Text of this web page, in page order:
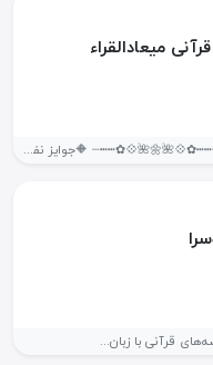
میعادالقراء
‌♡ ㅤ ❍ㅤ ⎙ㅤ ⌲ ˡᶦᵏᵉ ᶜᵒᵐᵐᵉⁿᵗ ˢᵃᵛᵉ ˢʰᵃʳᵉ ┄┅┅✿💠🌺🌼🌺💠✿┅┅┄ 🔶جوایز نفیس...
قرآنی با زبان...